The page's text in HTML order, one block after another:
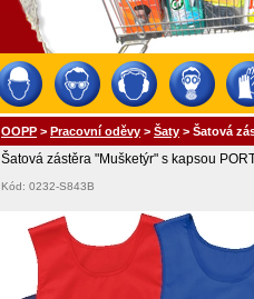
OOPP > Pracovní oděvy > Šaty > Šatová
Šatová zástěra "Mušketýr" s kapsou
Kód: 0232-S843B